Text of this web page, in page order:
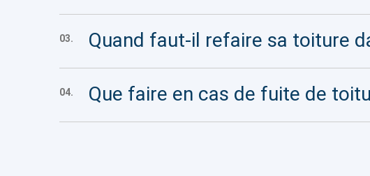
03. Quand faut-il refaire sa toiture
04. Que faire en cas de fuite de